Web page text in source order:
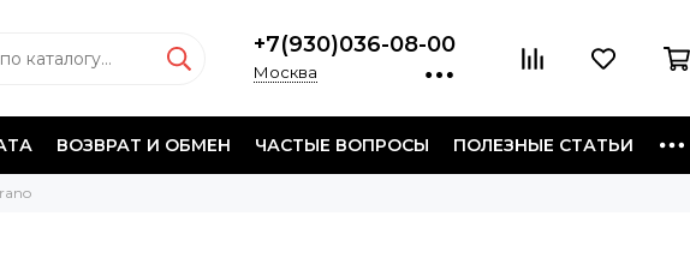
+7(930)036-08-00
Москва
ВОЗВРАТ И ОБМЕН ЧАСТЫЕ ВОПРОСЫ ПОЛЕЗНЫЕ СТАТЬИ